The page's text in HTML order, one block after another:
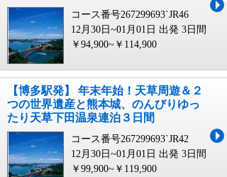
コース番号267299693`JR46
12月30日~01月01日 出発 3日間
￥94,900~￥114,900
【博多駅発】 年末年始！天草周遊＆２
つの世界遺産と熊本城、のんびりゆっ
たり天草下田温泉連泊３日間
コース番号267299693`JR42
12月30日~01月01日 出発 3日間
￥99,900~￥119,900